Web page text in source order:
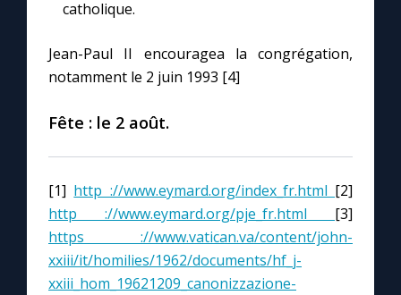
catholique.
Jean-Paul II encouragea la congrégation,
notamment le 2 juin 1993 [4]
Fête : le 2 août.
[1] http ://www.eymard.org/index_fr.html [2]
http ://www.eymard.org/pje_fr.html [3]
https ://www.vatican.va/content/john-
xxiii/it/homilies/1962/documents/hf_j-
xxiii_hom_19621209_canonizzazione-